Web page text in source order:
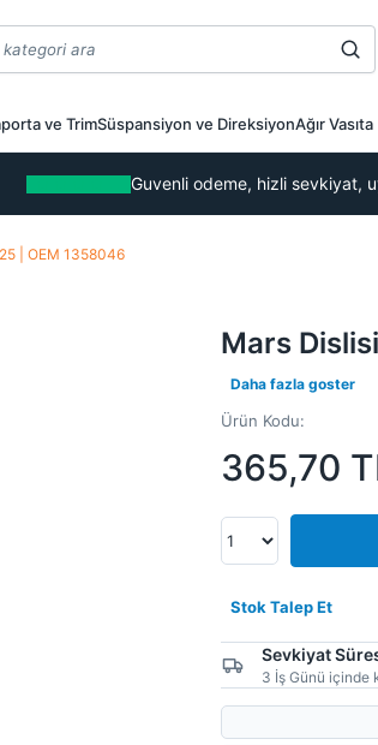
ve TrimSüspansiyon ve DireksiyonAğır Vasıta
Guvenli odeme, hizli sevkiyat,
| OEM 1358046
Mars
Daha fazla goster
Ürün Kodu:
365,70
Stok Talep Et
Sevkiyat
3 İş Günü içinde